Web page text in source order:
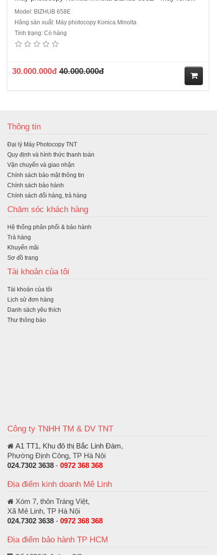
Model: BIZHUB 658E
Hãng sản xuất: Máy photocopy Konica Minolta
Tình trạng: Có hàng
30.000.000đ 40.000.000đ
Thông tin
Đại lý Máy Photocopy TNT
Quy định và hình thức thanh toán
Vận chuyển và giao nhận
Chính sách bảo mật thông tin
Chính sách bảo hành
Chính sách đổi hàng, trả hàng
Chăm sóc khách hàng
Hệ thống phân phối & bảo hành
Trả hàng
Khuyến mãi
Sơ đồ trang
Tài khoản của tôi
Tài khoản của tôi
Lịch sử đơn hàng
Danh sách yêu thích
Thư thông báo
Công ty TNHH TM & DV TNT
A1 TT1, Khu đô thị Bắc Linh Đàm,
Phường Định Công, TP Hà Nội
024.7302 3638 - 0972 368 368
Địa điểm kinh doanh Mê Linh
Xóm 7, thôn Tráng Việt,
Xã Mê Linh, TP Hà Nội
024.7302 3638 - 0972 368 368
Địa điểm bảo hành TP HCM